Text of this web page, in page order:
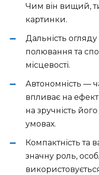
Чим він вищий,
картинки.
Дальність
полювання та
місцевості.
Автономність —
впливає на
на зручність
умовах.
Компактність та
значну роль,